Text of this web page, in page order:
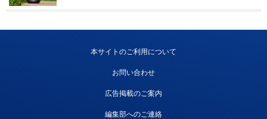
本サイトのご利用について
お問い合わせ
広告掲載のご案内
編集部へのご連絡